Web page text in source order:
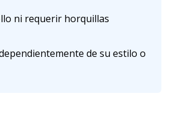
ni requerir horquillas
de su estilo o